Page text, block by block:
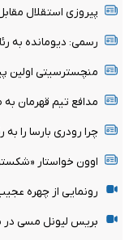
پیروزی استقلال
رسمی: دیومانده به
منچسترسیتی اولین
مدافع تیم قهرمان
چرا رودری بارسا را به
اوون خواستار
رونمایی از چهره
بریس لیونل مسی در